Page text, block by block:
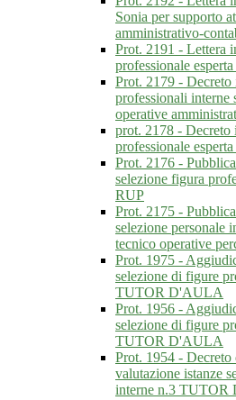
Sonia per supporto
amministrativo-
Prot. 2191 - Lettera
professionale
Prot. 2179 -
professionali interne
operative
prot. 2178 - Decreto
professionale
Prot. 2176 -
selezione figura
RUP
Prot. 2175 -
selezione personale
tecnico operative
Prot. 1975 -
selezione di figure
TUTOR D'AULA
Prot. 1956 -
selezione di figure
TUTOR D'AULA
Prot. 1954 -
valutazione istanze
interne n.3